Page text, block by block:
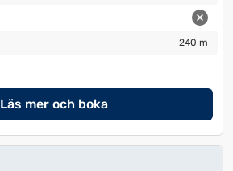
240 m
Läs mer och boka